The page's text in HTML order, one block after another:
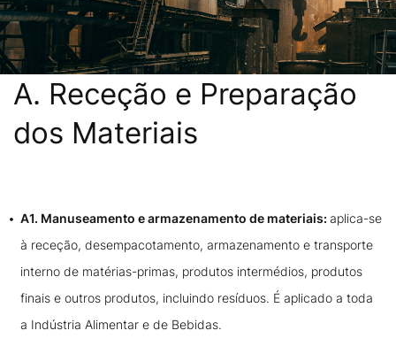
A. Receção e Preparação
dos Materiais
Descrição
A1. Manuseamento e armazenamento de materiais: aplica-se
à receção, desempacotamento, armazenamento e transporte
interno de matérias-primas, produtos intermédios, produtos
finais e outros produtos, incluindo resíduos. É aplicado a toda
a Indústria Alimentar e de Bebidas.